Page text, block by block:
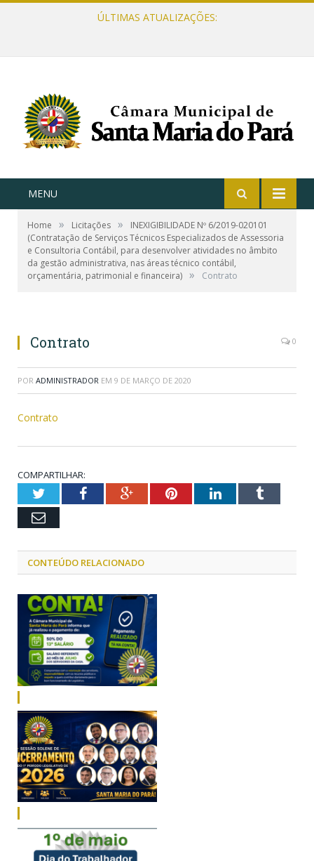
ÚLTIMAS ATUALIZAÇÕES:
MENU
Home » Licitações »
INEXIGIBILIDADE Nº 6/2019-020101
(Contratação de Serviços Técnicos Especializados de Assessoria
e Consultoria Contábil, para desenvolver atividades no âmbito
da gestão administrativa, nas áreas técnico contábil,
orçamentária, patrimonial e financeira) » Contrato
Contrato 0
POR ADMINISTRADOR EM 9 DE MARÇO DE 2020
Contrato
COMPARTILHAR:
TwitterFacebookGoogle+PinterestLinkedInTumblr
Email
CONTEÚDO RELACIONADO